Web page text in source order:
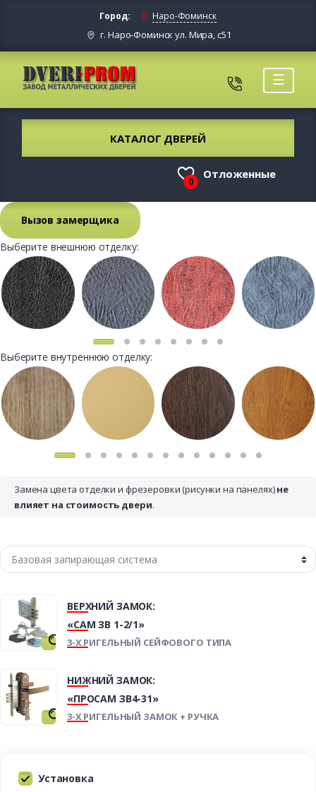
Город: Наро-Фоминск
г. Наро-Фоминск ул. Мира, с51
☰
КАТАЛОГ ДВЕРЕЙ
0
Отложенные
Вызов замерщика
Выберите внешнюю отделку:
Выберите внутреннюю отделку:
Замена цвета отделки и фрезеровки (рисунки на панелях)не
влияет на стоимость двери.
ВЕРХНИЙ ЗАМОК:
«САМ ЗВ 1-2/1»
3-Х РИГЕЛЬНЫЙ СЕЙФОВОГО ТИПА
НИЖНИЙ ЗАМОК:
«ПРОСАМ ЗВ4-31»
3-Х РИГЕЛЬНЫЙ ЗАМОК + РУЧКА
Установка